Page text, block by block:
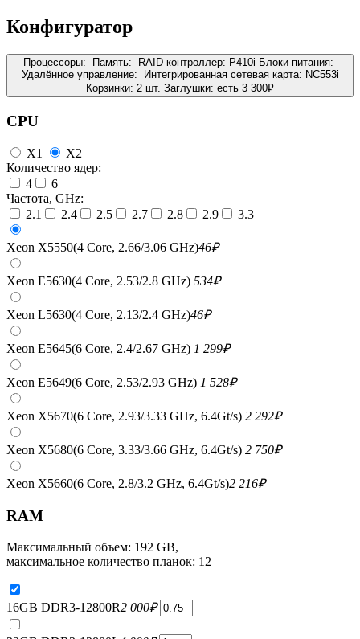
Конфигуратор
Процессоры: Память: RAID контроллер: P410i Блоки питания:
Удалённое управление:
Интегрированная сетевая карта: NC553i
Корзинки: 2 шт. Заглушки: есть 3 300₽
CPU
X1
X2
Количество ядер:
4
6
Частота, GHz:
2.1
2.4 2.5 2.7 2.8 2.9 3.3
Xeon X5550(4 Core, 2.66/3.06 GHz)46₽
Xeon E5630(4 Core, 2.53/2.8 GHz) 534₽
Xeon L5630(4 Core, 2.13/2.4 GHz)46₽
Xeon E5645(6 Core, 2.4/2.67 GHz) 1 299₽
Xeon E5649(6 Core, 2.53/2.93 GHz) 1 528₽
Xeon X5670(6 Core, 2.93/3.33 GHz, 6.4Gt/s) 2 292₽
Xeon X5680(6 Core, 3.33/3.66 GHz, 6.4Gt/s) 2 750₽
Xeon X5660(6 Core, 2.8/3.2 GHz, 6.4Gt/s)2 216₽
RAM
Максимальный объем: 192 GB,
максимальное количество планок: 12
16GB DDR3-12800R2 000₽